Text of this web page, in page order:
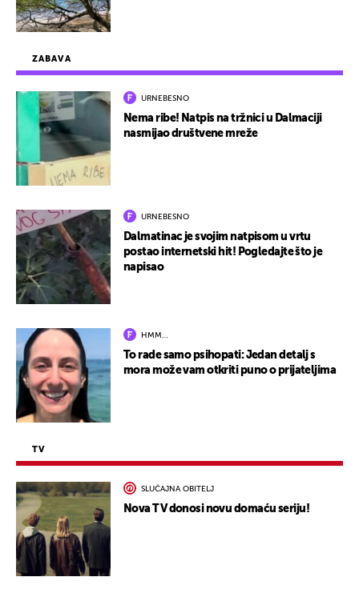
ZABAVA
URNEBESNO
Nema ribe! Natpis na tržnici u Dalmaciji
nasmijao društvene mreže
URNEBESNO
Dalmatinac je svojim natpisom u vrtu
postao internetski hit! Pogledajte što je
napisao
HMM…
To rade samo psihopati: Jedan detalj s
mora može vam otkriti puno o prijateljima
TV
SLUČAJNA OBITELJ
Nova TV donosi novu domaću seriju!